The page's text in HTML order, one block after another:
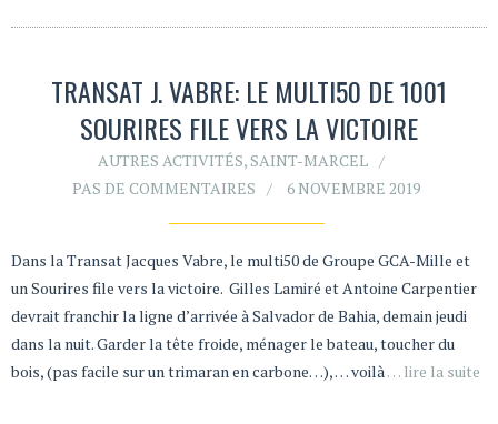
TRANSAT J. VABRE: LE MULTI50 DE 1001
SOURIRES FILE VERS LA VICTOIRE
AUTRES ACTIVITÉS,SAINT-MARCEL
PAS DE COMMENTAIRES
6 NOVEMBRE 2019
Dans la Transat Jacques Vabre, le multi50 de Groupe GCA-Mille et
un Sourires file vers la victoire. Gilles Lamiré et Antoine Carpentier
devrait franchir la ligne d’arrivée à Salvador de Bahia, demain jeudi
dans la nuit. Garder la tête froide, ménager le bateau, toucher du
bois, (pas facile sur un trimaran en carbone…), … voilà… lire la suite